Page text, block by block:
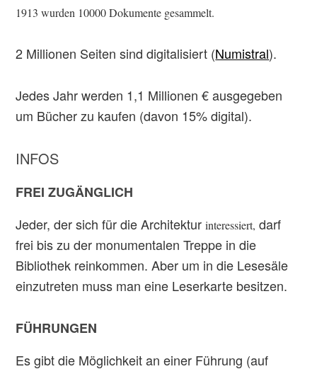
1913 wurden 10000 Dokumente gesammelt.
2 Millionen Seiten sind digitalisiert (Numistral).
Jedes Jahr werden 1,1 Millionen € ausgegeben
um Bücher zu kaufen (davon 15% digital).
INFOS
FREI ZUGÄNGLICH
Jeder, der sich für die Architekturinteressiert,darf
frei bis zu der monumentalen Treppe in die
Bibliothek reinkommen. Aber um in die Lesesäle
einzutreten muss man eine Leserkarte besitzen.
FÜHRUNGEN
Es gibt die Möglichkeit an einer Führung (auf